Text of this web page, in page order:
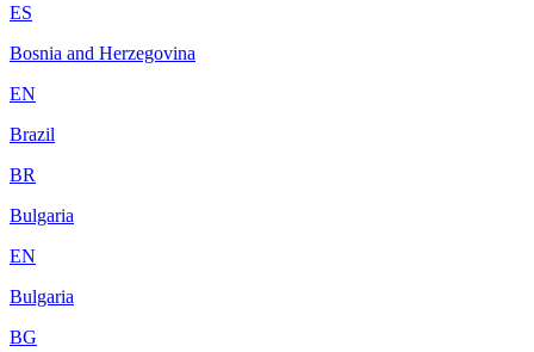
ES
Bosnia and Herzegovina
EN
Brazil
BR
Bulgaria
EN
Bulgaria
BG